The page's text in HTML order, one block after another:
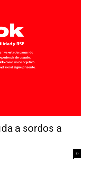
a sordos a
0